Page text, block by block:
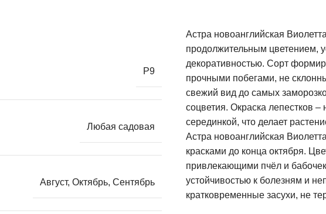
Р9
Любая садовая
Август, Октябрь, Сентябрь
Астра новоанглийская
продолжительным цветением,
декоративностью. Сорт
прочными побегами, не
свежий вид до самых
соцветия. Окраска лепестков
серединкой, что делает
Астра новоанглийская
красками до конца октября.
привлекающими пчёл и
устойчивостью к болезням и
кратковременные засухи, не